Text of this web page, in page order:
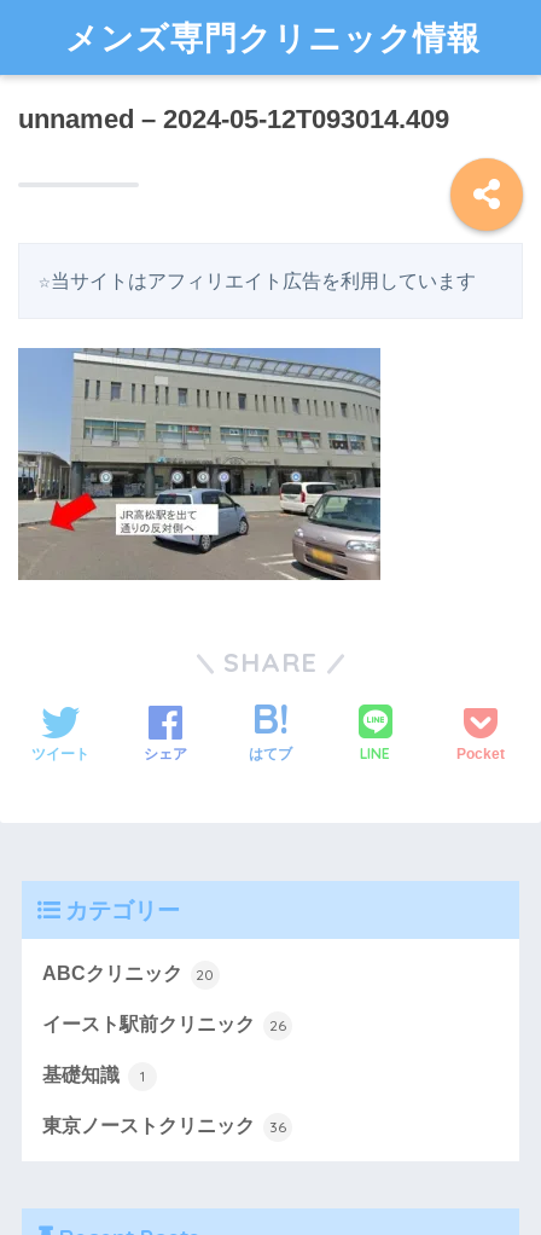
メンズ専門クリニック情報
unnamed – 2024-05-12T093014.409
☆当サイトはアフィリエイト広告を利用しています
SHARE
ツイート シェア はてブ LINE Pocket
カテゴリー
ABCクリニック 20
イースト駅前クリニック 26
基礎知識 1
東京ノーストクリニック 36